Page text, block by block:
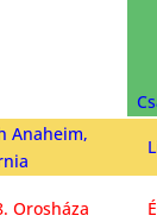
Anaheim,
Orosháza